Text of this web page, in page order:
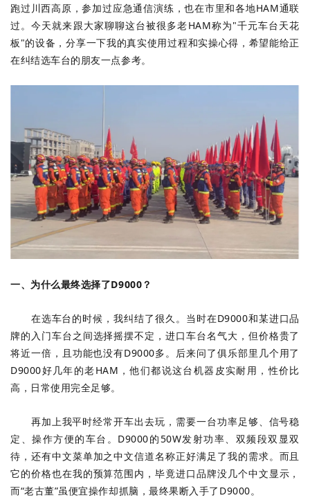
跑过川西高原，参加过应急通信演练，也在市里和各地HAM通联
过。今天就来跟大家聊聊这台被很多老HAM称为"千元车台天花
板"的设备，分享一下我的真实使用过程和实操心得，希望能给正
在纠结选车台的朋友一点参考。
一、为什么最终选择了D9000？
在选车台的时候，我纠结了很久。当时在D9000和某进口品
牌的入门车台之间选择摇摆不定，进口车台名气大，但价格贵了
将近一倍，且功能也没有D9000多。后来问了俱乐部里几个用了
D9000好几年的老HAM，他们都说这台机器皮实耐用，性价比
高，日常使用完全足够。
再加上我平时经常开车出去玩，需要一台功率足够、信号稳
定、操作方便的车台。D9000的50W发射功率、双频段双显双
待，还有中文菜单加之中文信道名称正好满足了我的需求。而且
它的价格也在我的预算范围内，毕竟进口品牌没几个中文显示，
而“老古董”虽便宜操作却抓脑，最终果断入手了D9000。